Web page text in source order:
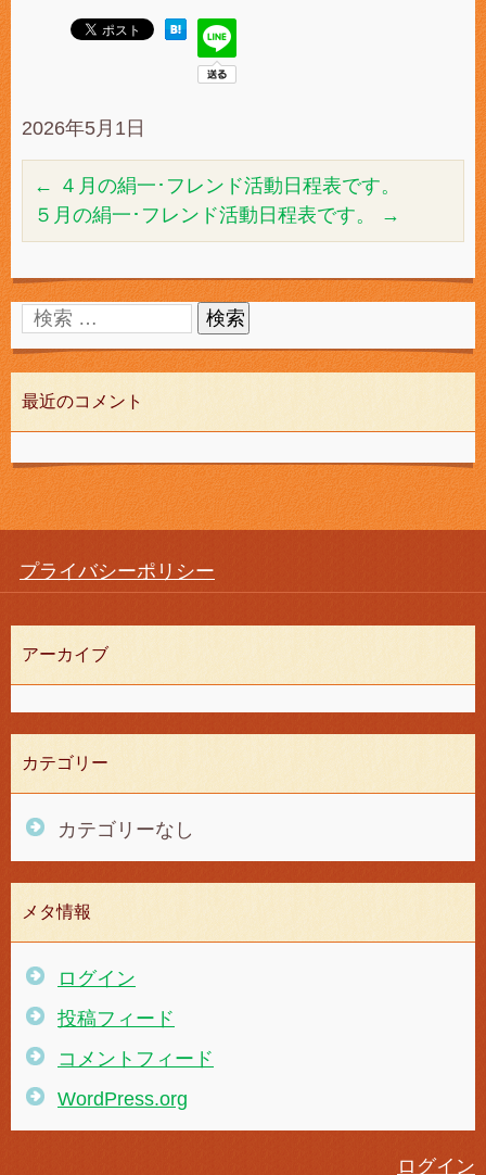
2026年5月1日
← ４月の絹一･フレンド活動日程表です。
５月の絹一･フレンド活動日程表です。
→
最近のコメント
プライバシーポリシー
アーカイブ
カテゴリー
カテゴリーなし
メタ情報
ログイン
投稿フィード
コメントフィード
WordPress.org
ログイン